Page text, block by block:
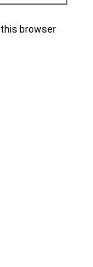
browser